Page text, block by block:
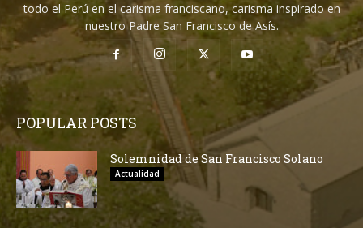
todo el Perú en el carisma franciscano, carisma inspirado en
nuestro Padre San Francisco de Asís.
POPULAR POSTS
Solemnidad de San Francisco Solano
Actualidad